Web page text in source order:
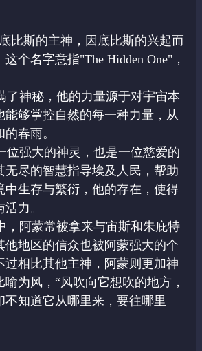
比斯的主神，因底比斯的兴起而
个名字意指"The Hidden One"，
神秘，他的力量源于对宇宙本
能够掌控自然的每一种力量，从
春雨。
强大的神灵，也是一位慈爱的
无尽的智慧指导埃及人民，帮助
中生存与繁衍，他的存在，使得
力。
阿蒙常被拿来与宙斯和朱庇特
他地区的信众也被阿蒙强大的个
过相比其他主神，阿蒙则更加神
为风，“风吹向它想吹的地方，
不知道它从哪里来，要往哪里